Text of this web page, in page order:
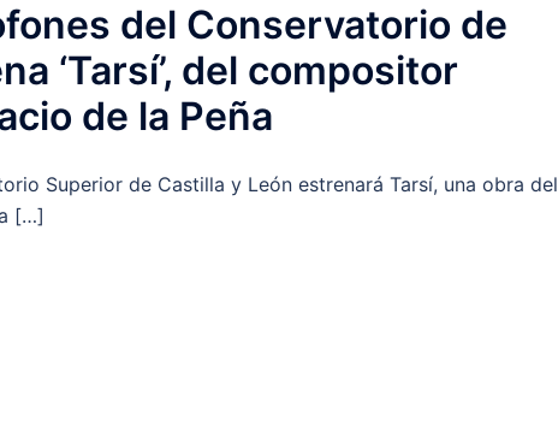
del Conservatorio de
‘Tarsí’, del compositor
de la Peña
Superior de Castilla y León estrenará Tarsí, una obra del
[…]